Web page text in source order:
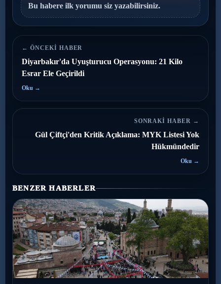
Bu habere ilk yorumu siz yazabilirsiniz.
← ÖNCEKI HABER
Diyarbakır'da Uyuşturucu Operasyonu: 21 Kilo
Esrar Ele Geçirildi
Oku →
SONRAKI HABER →
Gül Çiftçi'den Kritik Açıklama: MYK Listesi Yok
Hükmündedir
Oku →
BENZER HABERLER